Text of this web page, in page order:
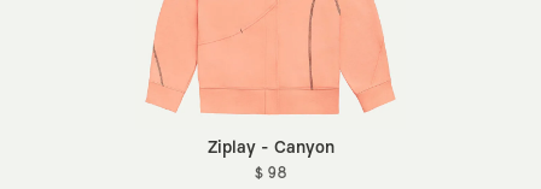
Ziplay - Canyon
$ 98